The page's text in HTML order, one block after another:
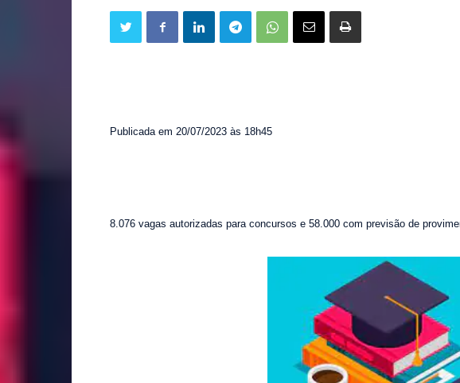
Publicada em 20/07/2023 às 18h45
8.076 vagas autorizadas para concursos e 58.000 com previsão de